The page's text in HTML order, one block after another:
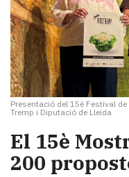
Presentació del 15è Festival
Tremp i Diputació de Lleida
El 15è
200